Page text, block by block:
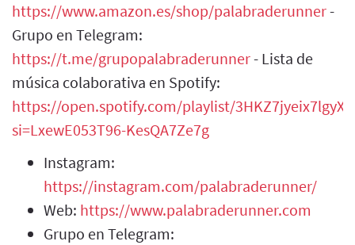
https://www.amazon.es/shop/palabraderunner-
Grupo en Telegram:
https://t.me/grupopalabraderunner- Lista de
música colaborativa en Spotify:
https://open.spotify.com/playlist/
si=LxewE053T96-KesQA7Ze7g
Instagram:
https://instagram.com/palabraderunner/
Web: https://www.palabraderunner.com
Grupo en Telegram: